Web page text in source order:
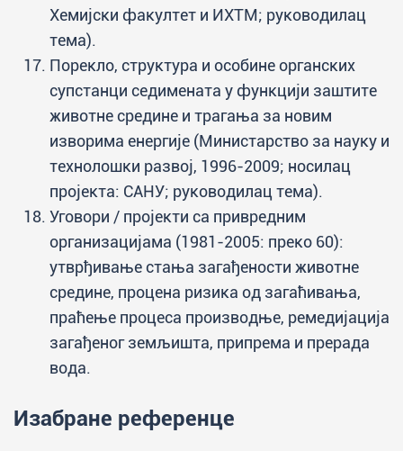
Хемијски факултет и ИХТМ; руководилац
тема).
Порекло, структура и особине органских
супстанци седимената у функцији заштите
животне средине и трагања за новим
изворима енергије (Министарство за науку и
технолошки развој, 1996-2009; носилац
пројекта: САНУ; руководилац тема).
Уговори / пројекти са привредним
организацијама (1981-2005: преко 60):
утврђивање стања загађености животне
средине, процена ризика од загаћивања,
праћење процеса производње, ремедијација
загађеног земљишта, припрема и прерада
вода.
Изабране референце